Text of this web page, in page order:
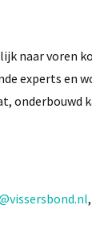
naar voren
experts en
onderbouwd